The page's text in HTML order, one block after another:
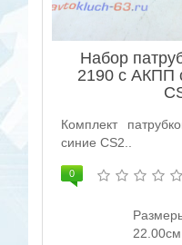
Набор
2190 с АКПП
Комплект
синие CS2..
0
22.00см